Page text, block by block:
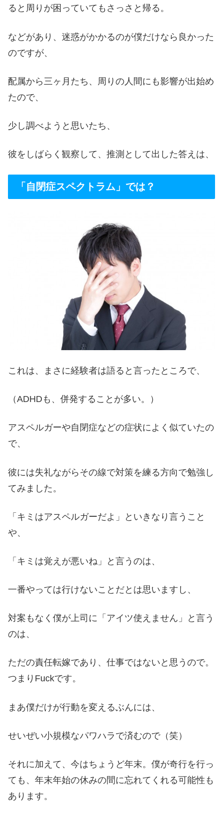
ると周りが困っていてもさっさと帰る。
などがあり、迷惑がかかるのが僕だけなら良かった
のですが、
配属から三ヶ月たち、周りの人間にも影響が出始め
たので、
少し調べようと思いたち、
彼をしばらく観察して、推測として出した答えは、
「自閉症スペクトラム」では？
これは、まさに経験者は語ると言ったところで、
（ADHDも、併発することが多い。）
アスペルガーや自閉症などの症状によく似ていたの
で、
彼には失礼ながらその線で対策を練る方向で勉強し
てみました。
「キミはアスペルガーだよ」といきなり言うこと
や、
「キミは覚えが悪いね」と言うのは、
一番やっては行けないことだとは思いますし、
対案もなく僕が上司に「アイツ使えません」と言う
のは、
ただの責任転嫁であり、仕事ではないと思うので。
つまりFuckです。
まあ僕だけが行動を変えるぶんには、
せいぜい小規模なパワハラで済むので（笑）
それに加えて、今はちょうど年末。僕が奇行を行っ
ても、年末年始の休みの間に忘れてくれる可能性も
あります。